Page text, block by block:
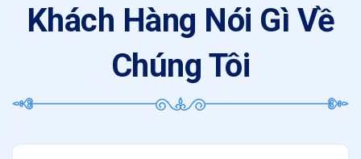
Khách Hàng Nói Gì Về
Chúng Tôi